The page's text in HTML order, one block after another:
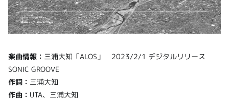
楽曲情報： 三浦大知「ALOS」 2023/2/1 デジタルリリース
SONIC GROOVE
作詞： 三浦大知
作曲： UTA、三浦大知